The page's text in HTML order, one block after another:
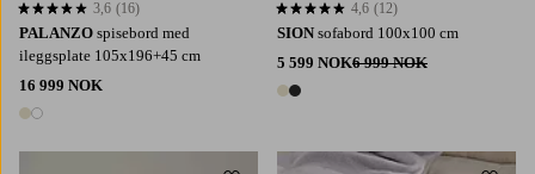
PALANZO spisebord med
ileggsplate 105x196+45 cm
16 999 NOK
2 farger
3,6 basert på 16 karaktergivninger
3,6 (16)
SION sofabord 100x100 cm
5 599 NOK6 999 NOK
2 farger
4,6 basert på 12 karaktergivninger
4,6 (12)